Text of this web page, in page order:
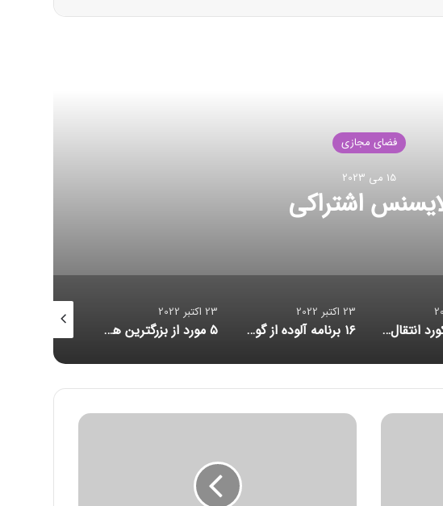
شکست رکورد انتقال داده
23 اکتبر 2022 23 اکتبر 2022
کاهش حجم تراکنش‌ توکن‌های متاورس
23 اکتبر 2022
ر